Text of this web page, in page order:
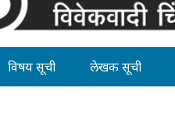
विषय सूची लेखक सूची